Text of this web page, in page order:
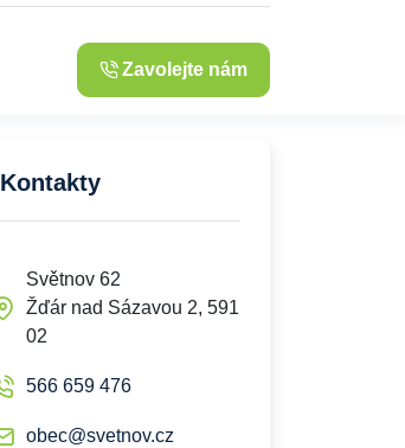
Zavolejte nám
Kontakty
Světnov 62
Žďár nad Sázavou 2, 591
02
566 659 476
obec@svetnov.cz